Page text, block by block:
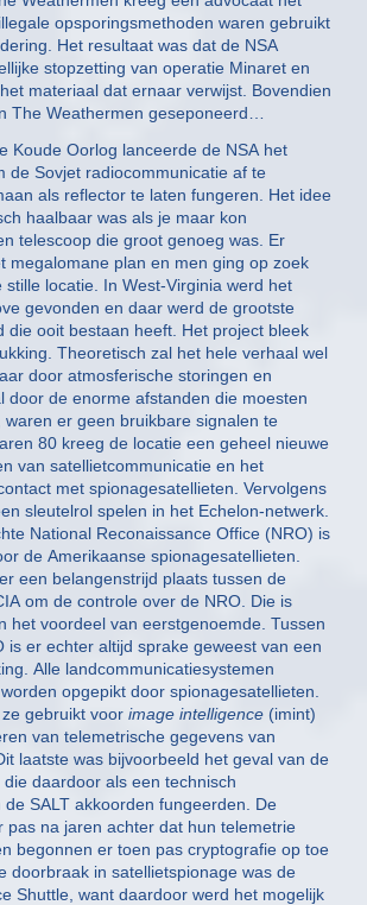
opsporingsmethoden waren gebruikt
Het resultaat was dat de NSA
stopzetting van operatie Minaret en
materiaal dat ernaar verwijst. Bovendien
The Weathermen geseponeerd…
Koude Oorlog lanceerde de NSA het
de Sovjet radiocommunicatie af te
als reflector te laten fungeren. Het idee
haalbaar was als je maar kon
telescoop die groot genoeg was. Er
megalomane plan en men ging op zoek
stille locatie. In West-Virginia werd het
gevonden en daar werd de grootste
die ooit bestaan heeft. Het project bleek
Theoretisch zal het hele verhaal wel
door atmosferische storingen en
door de enorme afstanden die moesten
er geen bruikbare signalen te
80 kreeg de locatie een geheel nieuwe
van satellietcommunicatie en het
met spionagesatellieten. Vervolgens
sleutelrol spelen in het Echelon-netwerk.
National Reconaissance Office (NRO) is
de Amerikaanse spionagesatellieten.
een belangenstrijd plaats tussen de
om de controle over de NRO. Die is
het voordeel van eerstgenoemde. Tussen
is er echter altijd sprake geweest van een
Alle landcommunicatiesystemen
opgepikt door spionagesatellieten.
gebruikt voor image intelligence (imint)
van telemetrische gegevens van
laatste was bijvoorbeeld het geval van de
daardoor als een technisch
SALT akkoorden fungeerden. De
pas na jaren achter dat hun telemetrie
begonnen er toen pas cryptografie op toe
doorbraak in satellietspionage was de
Shuttle, want daardoor werd het mogelijk